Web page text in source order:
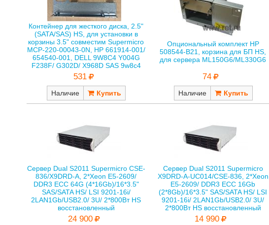
Контейнер для жесткого диска, 2.5"
(SATA/SAS) HS, для установки в
корзины 3.5" совместим Supermicro
MCP-220-00043-0N, HP 661914-001/
654540-001, DELL 9W8C4 Y004G
F238F/ G302D/ X968D SAS 9w8c4
531
Наличие
Опциональный комплект HP
508544-B21, корзина для БП HS,
для сервера ML150G6/ML330G6
74
Наличие
Сервер Dual S2011 Supermicro CSE-
836/X9DRD-A, 2*Xeon E5-2609/
DDR3 ECC 64G (4*16Gb)/16*3.5"
SAS/SATA HS/ LSI 9201-16i/
2LAN1Gb/USB2.0/ 3U/ 2*800Вт HS
восстановленный
24 900
Сервер Dual S2011 Supermicro
X9DRD-A-UC014/CSE-836, 2*Xeon
E5-2609/ DDR3 ECC 16Gb
(2*8Gb)/16*3.5" SAS/SATA HS/ LSI
9201-16i/ 2LAN1Gb/USB2.0/ 3U/
2*800Вт HS восстановленный
14 990